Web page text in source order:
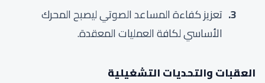
تعزيز كفاءة المساعد الصوتي ليصبح المحرك
الأساسي لكافة العمليات المعقدة.
العقبات والتحديات التشغيلية